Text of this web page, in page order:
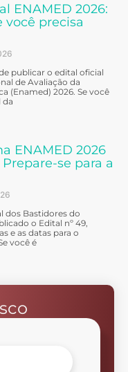
ENAMED 2026:
você precisa
publicar o edital oficial
de Avaliação da
(Enamed) 2026. Se você
da
ENAMED 2026
se para a
dos Bastidores do
o Edital nº 49,
e as datas para o
você é